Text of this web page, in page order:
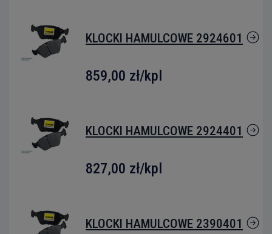
KLOCKI HAMULCOWE 2924601
859,00 zł/kpl
KLOCKI HAMULCOWE 2924401
827,00 zł/kpl
KLOCKI HAMULCOWE 2390401